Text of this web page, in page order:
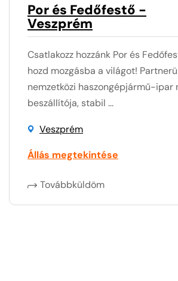
Por és Fedőfestő -
Veszprém
Csatlakozz hozzánk Por és
hozd mozgásba a világot!
nemzetközi haszongépjármű-ipar
beszállítója, stabil ...
Veszprém
Állás megtekintése
Továbbküldöm